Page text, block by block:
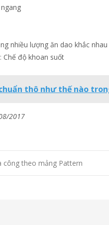
nhiều lượng ăn dao khắc nhau
độ khoan suốt
thô như thế nào
2017
công theo mảng Pattern